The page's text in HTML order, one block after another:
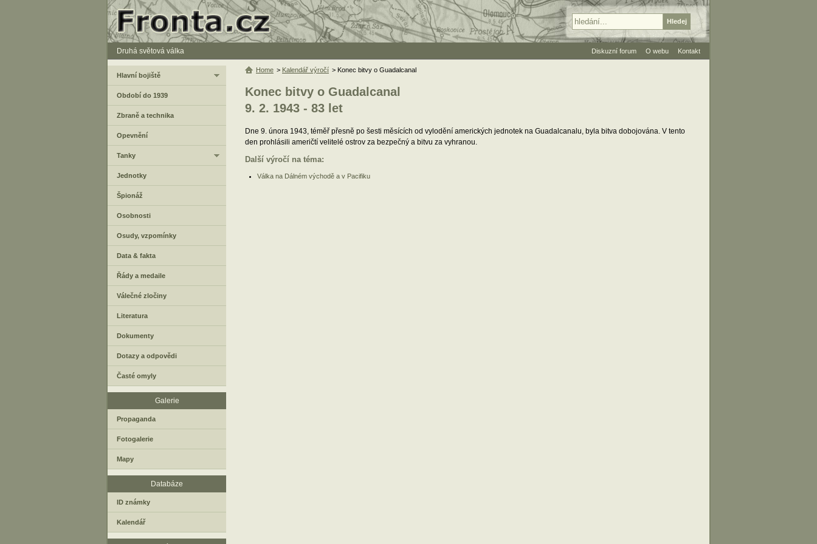
Druhá světová válka
Konec bitvy o Guadalcanal
9. 2. 1943 - 83 let
Dne 9. února 1943, téměř přesně po šesti měsících od vylodění amerických jednotek na Guadalcanalu, byla bitva dobojována. V tento
den prohlásili američtí velitelé ostrov za bezpečný a bitvu za vyhranou.
Další výročí na téma:
Válka na Dálném východě a v Pacifiku
Home > Kalendář výročí > Konec bitvy o Guadalcanal
Hlavní bojiště
Období do 1939
Zbraně a technika
Opevnění
Tanky
Jednotky
Špionáž
Osobnosti
Osudy, vzpomínky
Data & fakta
Řády a medaile
Válečné zločiny
Literatura
Dokumenty
Dotazy a odpovědi
Časté omyly
Galerie
Propaganda
Fotogalerie
Mapy
Databáze
ID známky
Kalendář
Diskuzní forum O webu Kontakt